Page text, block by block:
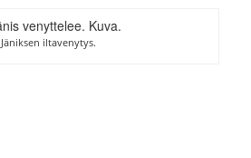
Jäniksen iltavenytys.